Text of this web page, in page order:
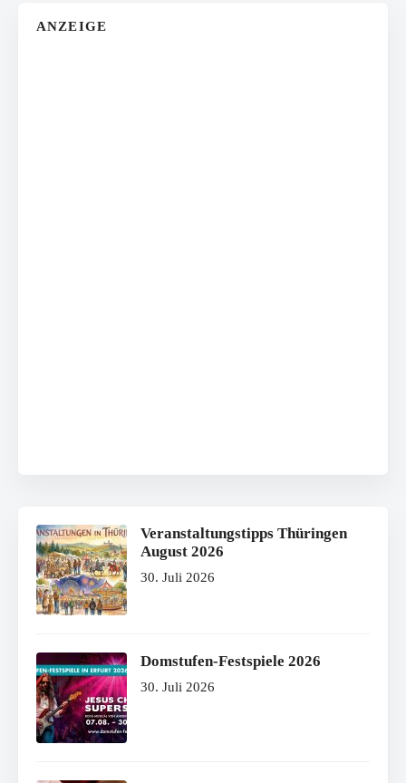
ANZEIGE
Veranstaltungstipps Thüringen
August 2026
30. Juli 2026
Domstufen-Festspiele 2026
30. Juli 2026